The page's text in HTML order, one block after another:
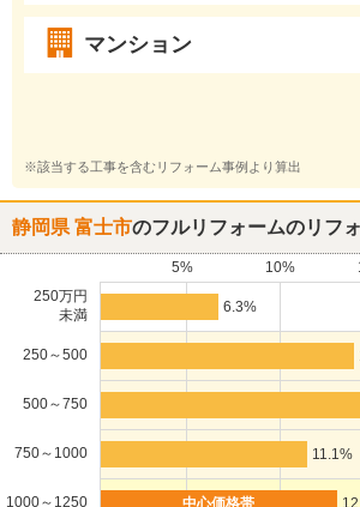
マンション
※該当する工事を含むリフォーム事例より算出
静岡県 富士市のフルリフォームのリフ
5% 10%
250万円
未満
6.3%
250～500
500～750
750～1000 11.1%
1000～1250